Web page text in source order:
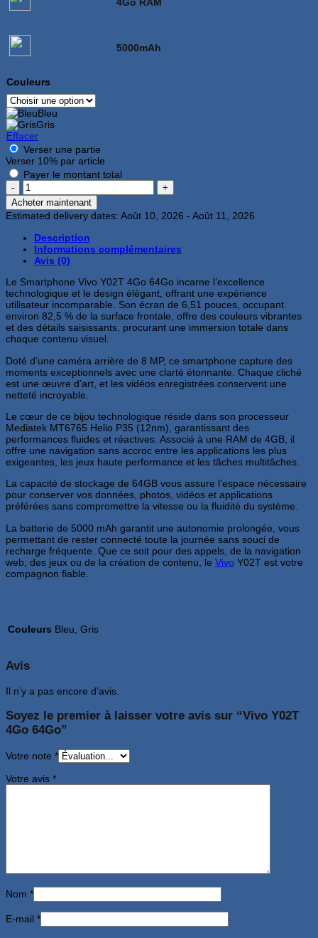
5000mAh
Couleurs
Bleu
Gris
Effacer
Verser une partie
Verser 10% par article
Payer le montant total
quantité
de
Vivo
Y02T
64Go
Acheter maintenant
Estimated delivery dates: Août 10, 2026 - Août 11, 2026
Description
Informations complémentaires
Avis (0)
Le Smartphone Vivo Y02T 4Go 64Go incarne l’excellence
technologique et le design élégant, offrant une expérience
utilisateur incomparable. Son écran de 6,51 pouces, occupant
environ 82,5 % de la surface frontale, offre des couleurs vibrantes
et des détails saisissants, procurant une immersion totale dans
chaque contenu visuel.
Doté d’une caméra arrière de 8 MP, ce smartphone capture des
moments exceptionnels avec une clarté étonnante. Chaque cliché
est une œuvre d’art, et les vidéos enregistrées conservent une
netteté incroyable.
Le cœur de ce bijou technologique réside dans son processeur
Mediatek MT6765 Helio P35 (12nm), garantissant des
performances fluides et réactives. Associé à une RAM de 4GB, il
offre une navigation sans accroc entre les applications les plus
exigeantes, les jeux haute performance et les tâches multitâches.
La capacité de stockage de 64GB vous assure l’espace nécessaire
pour conserver vos données, photos, vidéos et applications
préférées sans compromettre la vitesse ou la fluidité du système.
La batterie de 5000 mAh garantit une autonomie prolongée, vous
permettant de rester connecté toute la journée sans souci de
recharge fréquente. Que ce soit pour des appels, de la navigation
web, des jeux ou de la création de contenu, le Vivo Y02T est votre
compagnon fiable.
Couleurs Bleu, Gris
Avis
Il n’y a pas encore d’avis.
Soyez le premier à laisser votre avis sur “Vivo Y02T
4Go 64Go”
Votre note *
Votre avis *
Nom *
E-mail *